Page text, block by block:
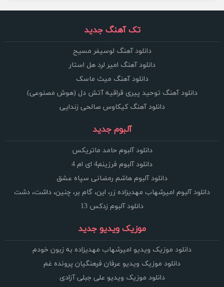
تک آهنگ جدید
دانلود آهنگ لوسیفر مسیح
دانلود آهنگ امیر لرد هل استار
دانلود آهنگ میث ماسک
دانلود آهنگ توحید پیری قراقیه آتش دل (هوش مصنوعی)
دانلود آهنگ کیکاوس صالحی زندایی
آلبوم جدید
دانلود آلبوم حامد ماتریکس
دانلود آلبوم فرزینم4 ای ام 4
دانلود آلبوم هاشم رمضانی سپاه عشق
دانلود آلبوم امیرشهاب مهدیزاده زر، این، گام بر، چنین، داشت، دشت
دانلود آلبوم زدکس 13
موزیک ویدیو جدید
دانلود موزیک ویدیو امیرشهاب مهدیزاده به زبون خودم
دانلود موزیک ویدیو عرفان فرهنگیان پرونده غم
دانلود موزیک ویدیو علی جبلی آزادی